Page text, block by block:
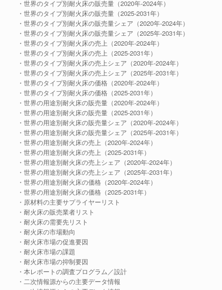
・世界のタイプ別耐火床の販売量（2020年-2024年）
・世界のタイプ別耐火床の販売量（2025-2031年）
・世界のタイプ別耐火床の販売量シェア（2020年-2024年）
・世界のタイプ別耐火床の販売量シェア（2025年-2031年）
・世界のタイプ別耐火床の売上（2020年-2024年）
・世界のタイプ別耐火床の売上（2025-2031年）
・世界のタイプ別耐火床の売上シェア（2020年-2024年）
・世界のタイプ別耐火床の売上シェア（2025年-2031年）
・世界のタイプ別耐火床の価格（2020年-2024年）
・世界のタイプ別耐火床の価格（2025-2031年）
・世界の用途別耐火床の販売量（2020年-2024年）
・世界の用途別耐火床の販売量（2025-2031年）
・世界の用途別耐火床の販売量シェア（2020年-2024年）
・世界の用途別耐火床の販売量シェア（2025年-2031年）
・世界の用途別耐火床の売上（2020年-2024年）
・世界の用途別耐火床の売上（2025-2031年）
・世界の用途別耐火床の売上シェア（2020年-2024年）
・世界の用途別耐火床の売上シェア（2025年-2031年）
・世界の用途別耐火床の価格（2020年-2024年）
・世界の用途別耐火床の価格（2025-2031年）
・原材料の主要サプライヤーリスト
・耐火床の販売業者リスト
・耐火床の需要先リスト
・耐火床の市場動向
・耐火床市場の促進要因
・耐火床市場の課題
・耐火床市場の抑制要因
・本レポートの調査プログラム／設計
・二次情報源からの主要データ情報